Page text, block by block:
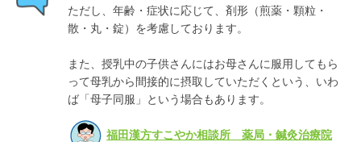
ただし、年齢・症状に応じて、剤形（煎薬・顆粒・
散・丸・錠）を考慮しております。
また、授乳中の子供さんにはお母さんに服用してもら
って母乳から間接的に摂取していただくという、いわ
ば「母子同服」という場合もあります。
福田漢方すこやか相談所 薬局・鍼灸治療院